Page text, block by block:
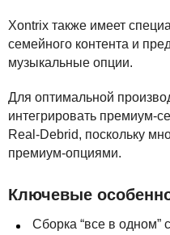
Xontrix также имеет
семейного контента и
музыкальные опции.
Для оптимальной
интегрировать премиум-
Real-Debrid, поскольку
премиум-опциями.
Ключевые
Сборка “все в одном”